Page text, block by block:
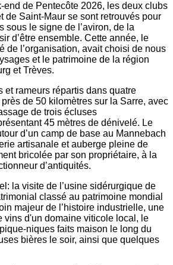
end de Pentecôte 2026, les deux clubs
de Saint-Maur se sont retrouvés pour
sous le signe de l’aviron, de la
d’être ensemble. Cette année, le
de l’organisation, avait choisi de nous
et le patrimoine de la région
et Trèves.
et rameurs répartis dans quatre
de 50 kilomètres sur la Sarre, avec
de trois écluses
45 mètres de dénivelé. Le
d’un camp de base au Mannebach
artisanale et auberge pleine de
bricolée par son propriétaire, à la
d’antiquités.
la visite de l’usine sidérurgique de
classé au patrimoine mondial
majeur de l’histoire industrielle, une
vins d'un domaine viticole local, le
niques faits maison le long du
bières le soir, ainsi que quelques